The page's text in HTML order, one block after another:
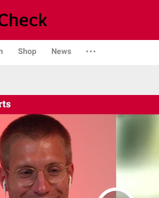
Shop News